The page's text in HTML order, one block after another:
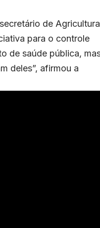
de
para o controle
de saúde pública,
deles”, afirmou a